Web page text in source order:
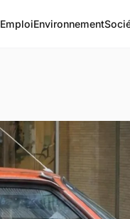
EmploiEnvironnement